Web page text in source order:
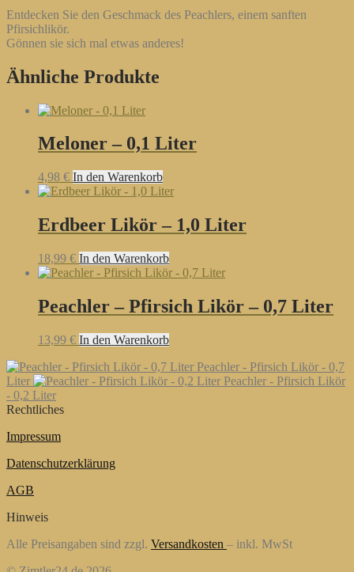
Entdecken Sie den Geschmack des Peachlers, einem sanften
Pfirsichlikör.
Gönnen sie sich mal etwas anderes!
Ähnliche Produkte
Meloner – 0,1 Liter
4,98 € In den Warenkorb
Erdbeer Likör – 1,0 Liter
18,99 € In den Warenkorb
Peachler – Pfirsich Likör – 0,7 Liter
13,99 € In den Warenkorb
Peachler - Pfirsich Likör - 0,7
Liter
Peachler - Pfirsich Likör
- 0,2 Liter
Rechtliches
Impressum
Datenschutzerklärung
AGB
Hinweis
Alle Preisangaben sind zzgl. Versandkosten – inkl. MwSt